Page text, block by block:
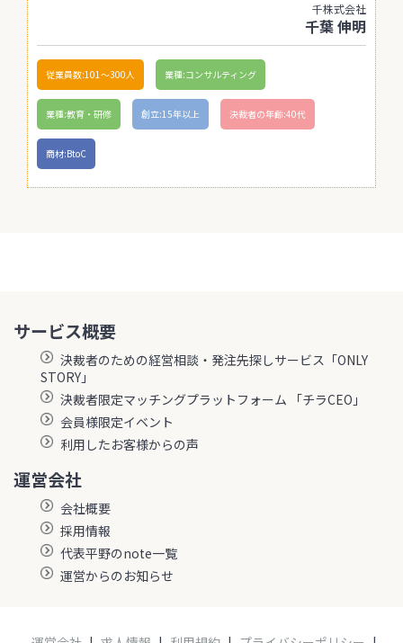
千株式会社
千葉 伸明
従業員数:101〜300人 業種:コンサルティング
業種:教育・研修 創立:15年以上 決裁者の年齢:40代
商材:BtoC
サービス概要
決裁者のための経営相談・発注先探しサービス「ONLY
STORY」
決裁者限定マッチングプラットフォーム 「チラCEO」
会員様限定イベント
利用したお客様からの声
運営会社
会社概要
採用情報
代表平野のnote一覧
運営からのお知らせ